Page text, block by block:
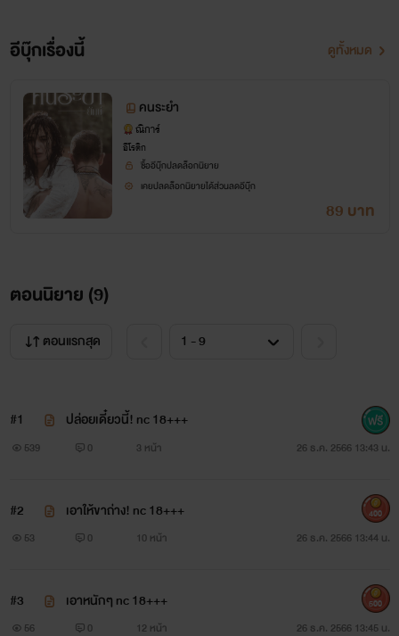
อีบุ๊กเรื่องนี้ ดูทั้งหมด
คนระยำ
ณิการ์
อีโรติก
ซื้ออีบุ๊กปลดล็อกนิยาย
เคยปลดล็อกนิยายได้ส่วนลดอีบุ๊ก
89 บาท
ตอนนิยาย (9)
ตอนแรกสุด
#1 ปล่อยเดี๋ยวนี้! nc 18+++
539 0 3 หน้า 26 ธ.ค. 2566 13:43 น.
#2 เอาให้ขาถ่าง! nc 18+++
53 0 10 หน้า 26 ธ.ค. 2566 13:44 น.
400
#3 เอาหนักๆ nc 18+++
56 0 12 หน้า 26 ธ.ค. 2566 13:45 น.
500